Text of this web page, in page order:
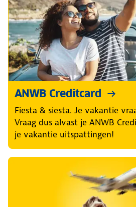
ANWB Creditcard
Fiesta & siesta. Je vakantie
Vraag dus alvast je ANWB
je vakantie uitspattingen!